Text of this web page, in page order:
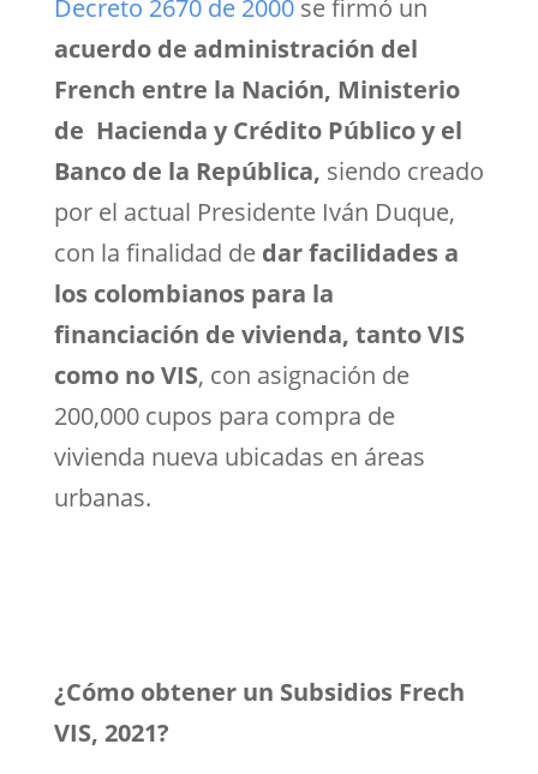
Decreto 2670 de 2000se firmó un
acuerdo de administración del
French entre la Nación, Ministerio
de Hacienda y Crédito Público y el
Banco de la República, siendo creado
por el actual Presidente Iván Duque,
con la finalidad de dar facilidades a
los colombianos para la
financiación de vivienda, tanto VIS
como no VIS, con asignación de
200,000 cupos para compra de
vivienda nueva ubicadas en áreas
urbanas.
¿Cómo obtener un Subsidios Frech
VIS, 2021?